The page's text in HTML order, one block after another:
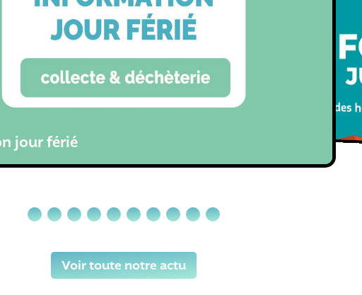
jour férié
Modification temporaire
à
Voir toute notre actu